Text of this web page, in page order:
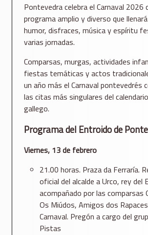
Pontevedra celebra el Carnaval 2026
programa amplio y diverso que
humor, disfraces, música y espíritu
varias jornadas.
Comparsas, murgas, actividades
fiestas temáticas y actos
un año más el Carnaval pontevedrés
las citas más singulares del
gallego.
Programa del Entroido de
Viernes, 13 de febrero
21.00 horas. Praza da Ferraría.
oficial del alcalde a Urco, rey del
acompañado por las comparsas
Os Miúdos, Amigos dos
Carnaval. Pregón a cargo del
Pistas